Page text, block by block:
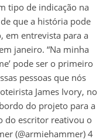
tipo de indicação na
que a história pode
em entrevista para a
janeiro. “Na minha
pode ser o primeiro
pessoas que nós
James Ivory, no
do projeto para a
do escritor reativou o
(@armiehammer) 4